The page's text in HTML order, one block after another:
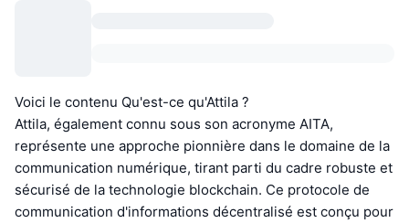
Voici le contenu Qu'est-ce qu'Attila ?
Attila, également connu sous son acronyme AITA,
représente une approche pionnière dans le domaine de la
communication numérique, tirant parti du cadre robuste et
sécurisé de la technologie blockchain. Ce protocole de
communication d'informations décentralisé est conçu pour